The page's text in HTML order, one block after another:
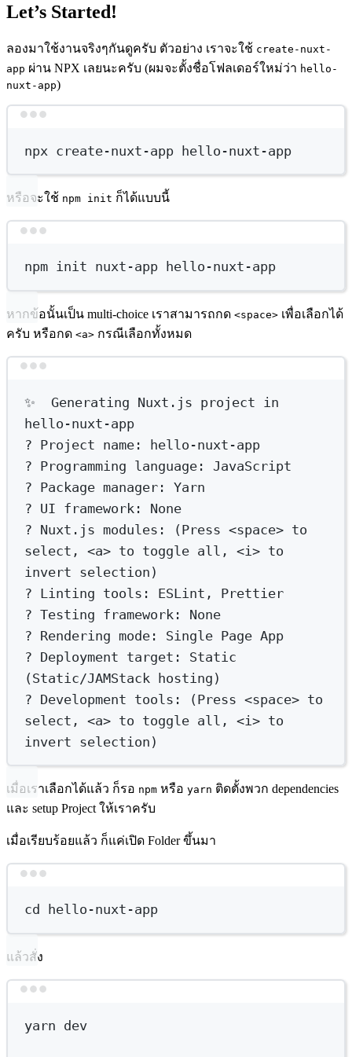
Let’s Started!
ลองมาใช้งานจริงๆกันดูครับ ตัวอย่าง เราจะใช้ create-nuxt-
app ผ่าน NPX เลยนะครับ (ผมจะตั้งชื่อโฟลเดอร์ใหม่ว่า hello-
nuxt-app)
npx create-nuxt-app hello-nuxt-app
หรือจะใช้ npm init ก็ได้แบบนี้
npm init nuxt-app hello-nuxt-app
หากข้อนั้นเป็น multi-choice เราสามารถกด <space> เพื่อเลือกได้
ครับ หรือกด <a> กรณีเลือกทั้งหมด
✨ Generating Nuxt.js project
in
hello-nuxt-app
? Project name: hello-nuxt-app
? Programming language: JavaScript
? Package manager: Yarn
? UI framework: None
? Nuxt.js modules: (Press <space> to
select,
<a> to toggle all, <i> to
invert selection )
? Linting tools: ESLint, Prettier
? Testing framework: None
? Rendering mode: Single Page App
? Deployment target: Static
(Static/JAMStack hosting )
? Development tools: (Press <space> to
select,
<a> to toggle all, <i> to
invert selection )
เมื่อเราเลือกได้แล้ว ก็รอ npm หรือ yarn ติดตั้งพวก dependencies
และ setup Project ให้เราครับ
เมื่อเรียบร้อยแล้ว ก็แค่เปิด Folder ขึ้นมา
cd hello-nuxt-app
แล้วสั่ง
yarn dev